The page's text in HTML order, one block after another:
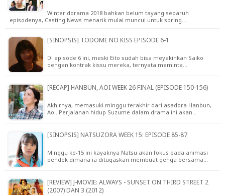
Winter dorama 2018 bahkan belum tayang separuh
episodenya, Casting News menarik mulai muncul untuk spring…
[SINOPSIS] TODOME NO KISS EPISODE 6-1
Di episode 6 ini, meski Eito sudah bisa meyakinkan Saiko
dengan kontrak kissu mereka, ternyata meminta…
[RECAP] HANBUN, AOI WEEK 26 FINAL (EPISODE 150-156)
Akhirnya, memasuki minggu terakhir dari asadora Hanbun,
Aoi. Perjalanan hidup Suzume dalam drama ini akan…
[SINOPSIS] NATSUZORA WEEK 15: EPISODE 85-87
Minggu ke-15 ini kayaknya Natsu akan fokus pada animasi
pendek dimana ia ditugaskan membuat genga bersama…
[REVIEW] J-MOVIE: ALWAYS - SUNSET ON THIRD STREET 2
(2007) DAN 3 (2012)